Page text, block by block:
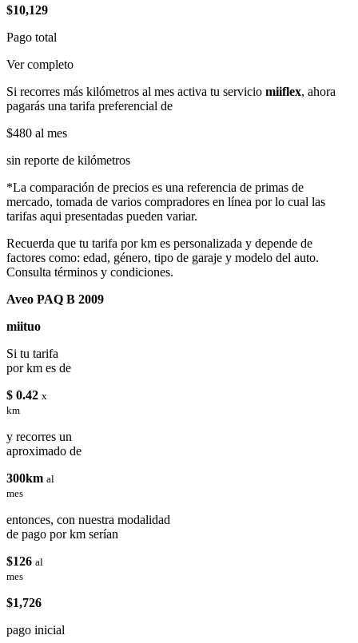
$10,129
Pago total
Ver completo
Si recorres más kilómetros al mes activa tu servicio miiflex, ahora
pagarás una tarifa preferencial de
$480 al mes
sin reporte de kilómetros
*La comparación de precios es una referencia de primas de
mercado, tomada de varios compradores en línea por lo cual las
tarifas aqui presentadas pueden variar.
Recuerda que tu tarifa por km es personalizada y depende de
factores como: edad, género, tipo de garaje y modelo del auto.
Consulta términos y condiciones.
Aveo PAQ B 2009
miituo
Si tu tarifa
por km es de
$ 0.42 x
km
y recorres un
aproximado de
300km al
mes
entonces, con nuestra modalidad
de pago por km serían
$126 al
mes
$1,726
pago inicial